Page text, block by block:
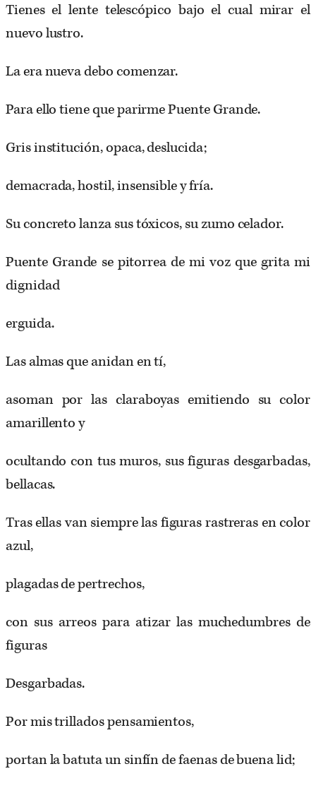
Tienes el lente telescópico bajo el cual mirar el
nuevo lustro.
La era nueva debo comenzar.
Para ello tiene que parirme Puente Grande.
Gris institución, opaca, deslucida;
demacrada, hostil, insensible y fría.
Su concreto lanza sus tóxicos, su zumo celador.
Puente Grande se pitorrea de mi voz que grita mi
dignidad
erguida.
Las almas que anidan en tí,
asoman por las claraboyas emitiendo su color
amarillento y
ocultando con tus muros, sus figuras desgarbadas,
bellacas.
Tras ellas van siempre las figuras rastreras en color
azul,
plagadas de pertrechos,
con sus arreos para atizar las muchedumbres de
figuras
Desgarbadas.
Por mis trillados pensamientos,
portan la batuta un sinfín de faenas de buena lid;